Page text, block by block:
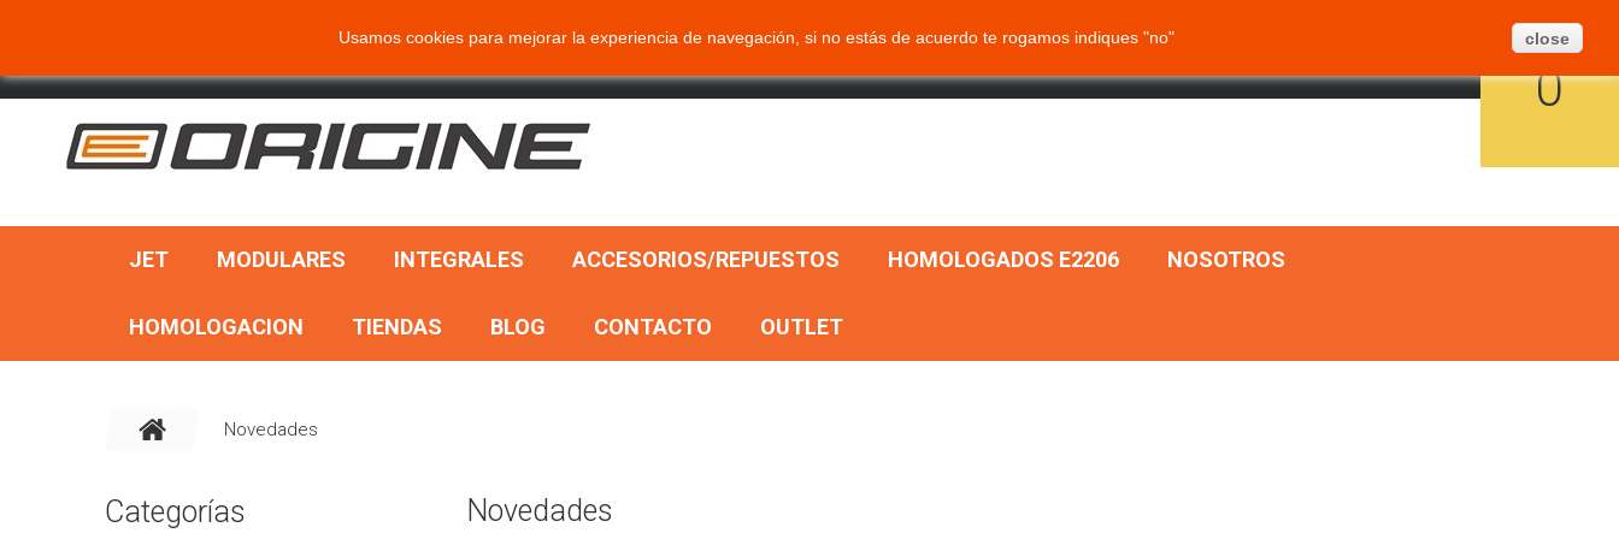
CARRITO:
0
JET MODULARES INTEGRALES ACCESORIOS/REPUESTOS HOMOLOGADOS E2206 NOSOTROS
HOMOLOGACION TIENDAS BLOG CONTACTO OUTLET
Novedades
Novedades
Categorías
Usamos cookies para mejorar la experiencia de navegación, si no estás de acuerdo te rogamos indiques "no" close